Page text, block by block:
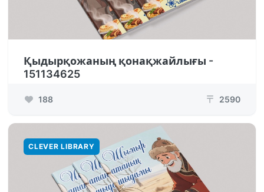
Қыдырқожаның қонақжайлығы -
151134625
188 ₸ 2590
CLEVER LIBRARY